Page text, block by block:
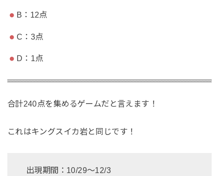
B：12点
C：3点
D：1点
合計240点を集めるゲームだと言えます！
これはキングスイカ岩と同じです！
出現期間：10/29〜12/3